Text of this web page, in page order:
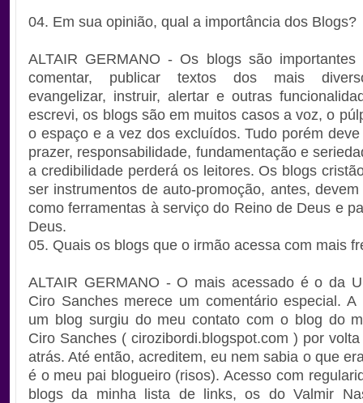
04. Em sua opinião, qual a importância dos Blogs?
ALTAIR GERMANO - Os blogs são importantes
comentar, publicar textos dos mais
evangelizar, instruir, alertar e outras
escrevi, os blogs são em muitos casos a voz, o
o espaço e a vez dos excluídos. Tudo porém
prazer, responsabilidade, fundamentação e
a credibilidade perderá os leitores. Os blogs
ser instrumentos de auto-promoção, antes,
como ferramentas à serviço do Reino de Deus e
Deus.
05. Quais os blogs que o irmão acessa com mais
ALTAIR GERMANO - O mais acessado é o da
Ciro Sanches merece um comentário especial.
um blog surgiu do meu contato com o blog do
Ciro Sanches ( cirozibordi.blogspot.com ) por
atrás. Até então, acreditem, eu nem sabia o que
é o meu pai blogueiro (risos). Acesso com
blogs da minha lista de links, os do Valmir